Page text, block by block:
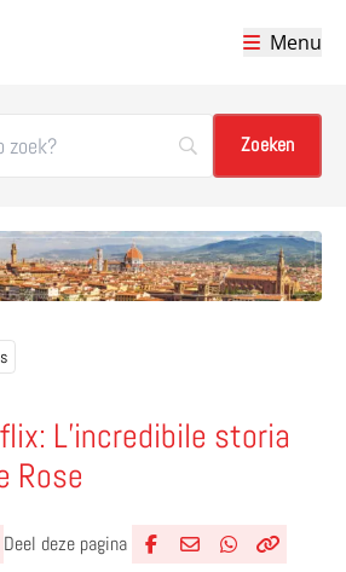
Menu
L’incredibile storia
Rose
Deel deze pagina